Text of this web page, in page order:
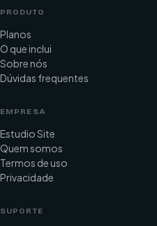
PRODUTO
Planos
O que inclui
Sobre nós
Dúvidas frequentes
EMPRESA
Estudio Site
Quem somos
Termos de uso
Privacidade
SUPORTE